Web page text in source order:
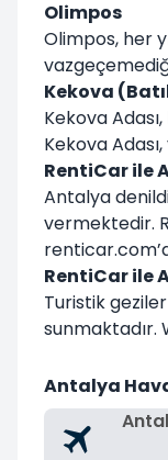
Olimpos
Olimpos, her
Kekova
Kekova
Kekova
RentiCar ile
Antalya
vermektedir.
RentiCar ile
Turistik
sunmaktadır.
Antalya